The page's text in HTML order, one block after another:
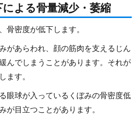
による骨量減少・萎縮
骨密度が低下します。
があらわれ、顔の筋肉を支えるじん
んでしまうことがあります。それが
ます。
眼球が入っているくぼみの骨密度低
が目立つことがあります。